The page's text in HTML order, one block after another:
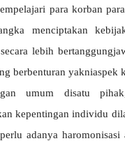
para korban
menciptakan
lebih
berbenturan yakniaspek
umum disatu
kepentingan individu
perlu adanya